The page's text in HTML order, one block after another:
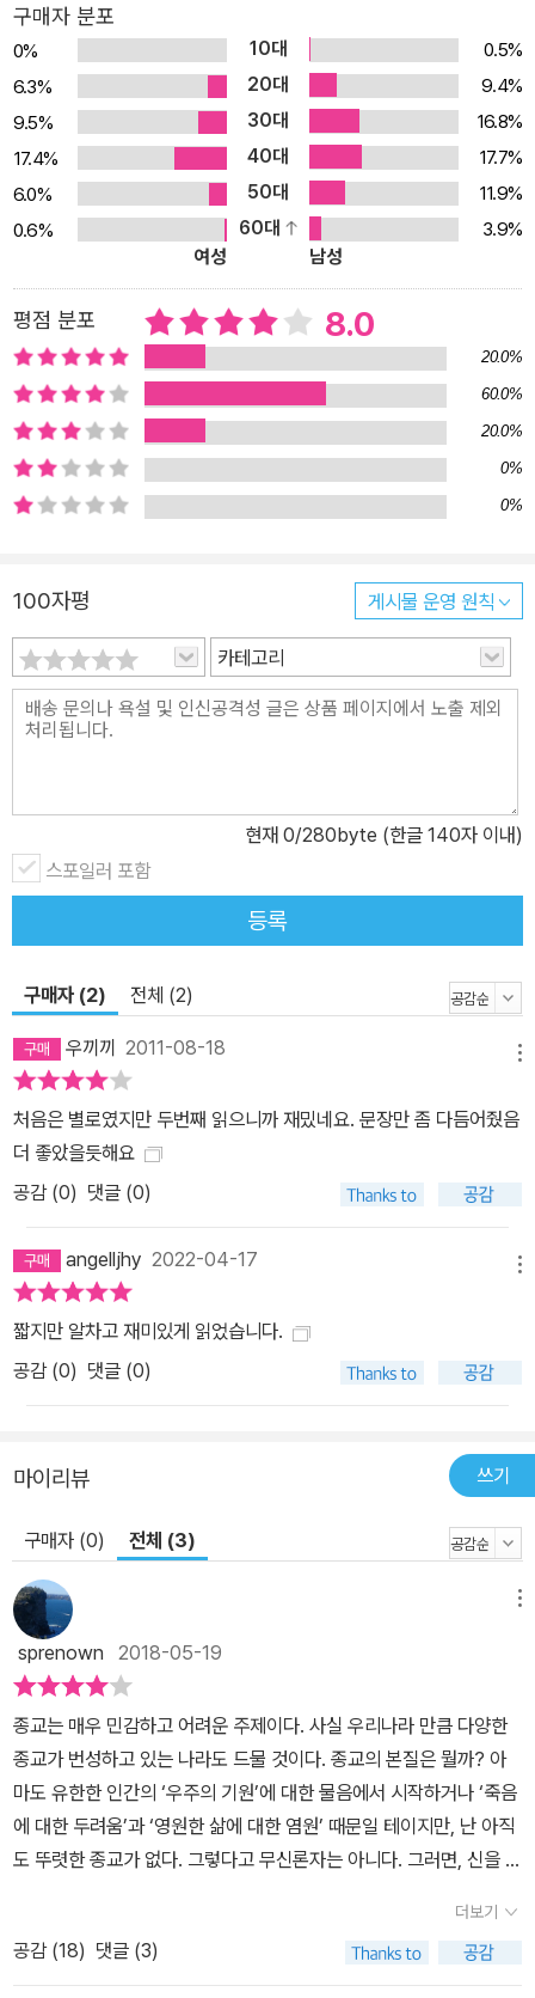
구매자 분포
0% 10대
0.5%
6.3%
20대
9.4%
9.5%
30대
16.8%
17.4%
40대
17.7%
6.0%
50대
11.9%
0.6%
60대
3.9%
여성
남성
평점 분포 8.0
20.0%
60.0%
20.0%
0%
0%
100자평 게시물 운영 원칙
카테고리
현재 0/280byte (한글 140자 이내)
스포일러 포함
등록
구매자 (2) 전체 (2)
우끼끼 2011-08-18
처음은 별로였지만 두번째 읽으니까 재밌네요. 문장만 좀 다듬어줬음
더 좋았을듯해요
공감 (0) 댓글 (0)
angelljhy 2022-04-17
짧지만 알차고 재미있게 읽었습니다.
공감 (0) 댓글 (0)
마이리뷰 쓰기
구매자 (0) 전체 (3)
sprenown 2018-05-19
종교는 매우 민감하고 어려운 주제이다. 사실 우리나라 만큼 다양한
종교가 번성하고 있는 나라도 드물 것이다. 종교의 본질은 뭘까? 아
마도 유한한 인간의 ‘우주의 기원’에 대한 물음에서 시작하거나 ‘죽음
에 대한 두려움’과 ‘영원한 삶에 대한 염원’ 때문일 테이지만, 난 아직
도 뚜렷한 종교가 없다. 그렇다고 무신론자는 아니다. 그러면, 신을 믿
신날(석가탄신일)이 다가오는데 아마도 나의 종교적 지향은 굳이 말
한다면 불교에 조금 가깝지 않나 생각한다. 가끔씩 아내와 함께 등산
을 하다가 절이나 아담한 암자가 있으면 들어가 둘러보다 불상이나
더보기
공감 (18) 댓글 (3)